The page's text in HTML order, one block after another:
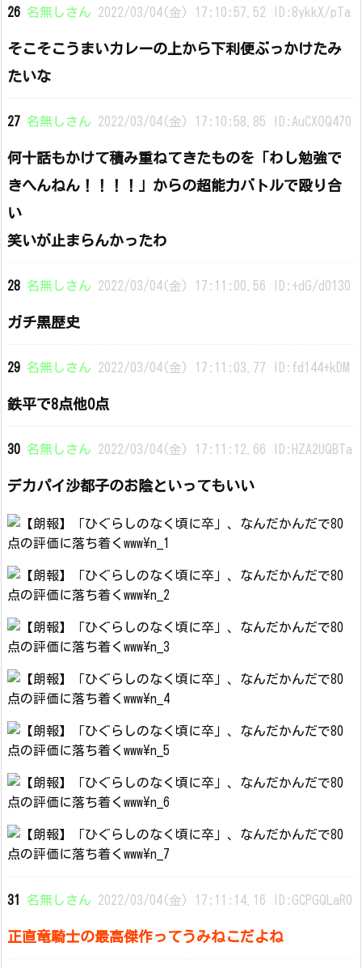
26 名無しさん 2022/03/04(金) 17:10:57.52 ID:8ykkX/pTa
そこそこうまいカレーの上から下利便ぶっかけたみ
たいな
27 名無しさん 2022/03/04(金) 17:10:58.85 ID:AuCXOQ470
何十話もかけて積み重ねてきたものを「わし勉強で
きへんねん！！！！」からの超能力バトルで殴り合
い
笑いが止まらんかったわ
28 名無しさん 2022/03/04(金) 17:11:00.56 ID:+dG/d0130
ガチ黒歴史
29 名無しさん 2022/03/04(金) 17:11:03.77 ID:fd144+kDM
鉄平で8点他0点
30 名無しさん 2022/03/04(金) 17:11:12.66 ID:HZA2UQBTa
デカパイ沙都子のお陰といってもいい
31 名無しさん 2022/03/04(金) 17:11:14.16 ID:GCPGQLaR0
正直竜騎士の最高傑作ってうみねこだよね